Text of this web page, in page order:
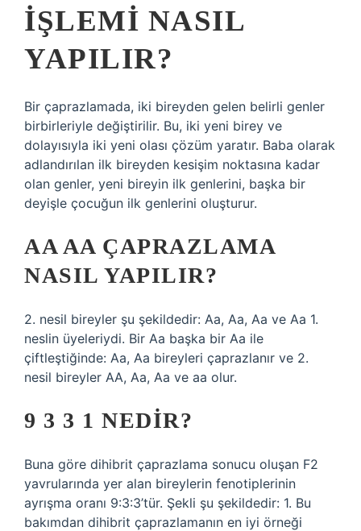
IŞLEMI NASIL
YAPILIR?
Bir çaprazlamada, iki bireyden gelen belirli genler
birbirleriyle değiştirilir. Bu, iki yeni birey ve
dolayısıyla iki yeni olası çözüm yaratır. Baba olarak
adlandırılan ilk bireyden kesişim noktasına kadar
olan genler, yeni bireyin ilk genlerini, başka bir
deyişle çocuğun ilk genlerini oluşturur.
AA AA ÇAPRAZLAMA
NASIL YAPILIR?
2. nesil bireyler şu şekildedir: Aa, Aa, Aa ve Aa 1.
neslin üyeleriydi. Bir Aa başka bir Aa ile
çiftleştiğinde: Aa, Aa bireyleri çaprazlanır ve 2.
nesil bireyler AA, Aa, Aa ve aa olur.
9 3 3 1 NEDIR?
Buna göre dihibrit çaprazlama sonucu oluşan F2
yavrularında yer alan bireylerin fenotiplerinin
ayrışma oranı 9:3:3’tür. Şekli şu şekildedir: 1. Bu
bakımdan dihibrit çaprazlamanın en iyi örneği